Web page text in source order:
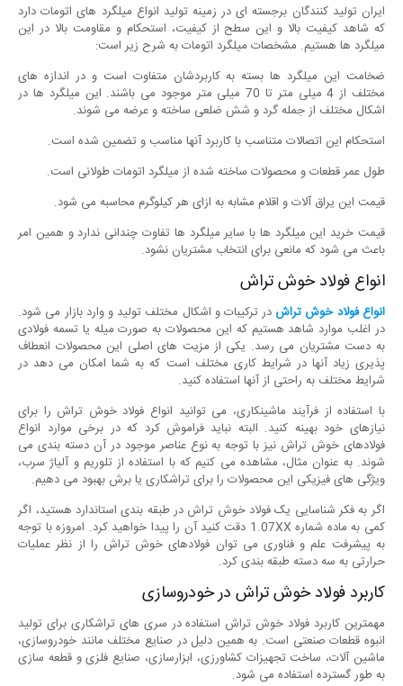
ایران تولید کنندگان برجسته ای در زمینه تولید انواع میلگرد های اتومات دارد
که شاهد کیفیت بالا و این سطح از کیفیت، استحکام و مقاومت بالا در این
میلگرد ها هستیم. مشخصات میلگرد اتومات به شرح زیر است:
ضخامت این میلگرد ها بسته به کاربردشان متفاوت است و در اندازه های
مختلف از 4 میلی متر تا 70 میلی متر موجود می باشند. این میلگرد ها در
اشکال مختلف از جمله گرد و شش ضلعی ساخته و عرضه می شوند.
استحکام این اتصالات متناسب با کاربرد آنها مناسب و تضمین شده است.
طول عمر قطعات و محصولات ساخته شده از میلگرد اتومات طولانی است.
قیمت این یراق آلات و اقلام مشابه به ازای هر کیلوگرم محاسبه می شود.
قیمت خرید این میلگرد ها با سایر میلگرد ها تفاوت چندانی ندارد و همین امر
باعث می شود که مانعی برای انتخاب مشتریان نشود.
انواع فولاد خوش تراش
انواع فولاد خوش تراش در ترکیبات و اشکال مختلف تولید و وارد بازار می شود.
در اغلب موارد شاهد هستیم که این محصولات به صورت میله یا تسمه فولادی
به دست مشتریان می رسد. یکی از مزیت های اصلی این محصولات انعطاف
پذیری زیاد آنها در شرایط کاری مختلف است که به شما امکان می دهد در
شرایط مختلف به راحتی از آنها استفاده کنید.
با استفاده از فرآیند ماشینکاری، می توانید انواع فولاد خوش تراش را برای
نیازهای خود بهینه کنید. البته نباید فراموش کرد که در برخی موارد انواع
فولادهای خوش تراش نیز با توجه به نوع عناصر موجود در آن دسته بندی می
شوند. به عنوان مثال، مشاهده می کنیم که با استفاده از تلوریم و آلیاژ سرب،
ویژگی های فیزیکی این محصولات را برای تراشکاری یا برش بهبود می دهیم.
اگر به فکر شناسایی یک فولاد خوش تراش در طبقه بندی استاندارد هستید، اگر
کمی به ماده شماره 1.07XX دقت کنید آن را پیدا خواهید کرد. امروزه با توجه
به پیشرفت علم و فناوری می توان فولادهای خوش تراش را از نظر عملیات
حرارتی به سه دسته طبقه بندی کرد.
کاربرد فولاد خوش تراش در خودروسازی
مهمترین کاربرد فولاد خوش تراش استفاده در سری های تراشکاری برای تولید
انبوه قطعات صنعتی است. به همین دلیل در صنایع مختلف مانند خودروسازی،
ماشین ‌آلات، ساخت تجهیزات کشاورزی، ابزارسازی، صنایع فلزی و قطعه‌ سازی
به طور گسترده استفاده می ‌شود.